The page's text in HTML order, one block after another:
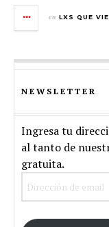
en LXS QUE
NEWSLETTER
Ingresa tu
al tanto de
gratuita.